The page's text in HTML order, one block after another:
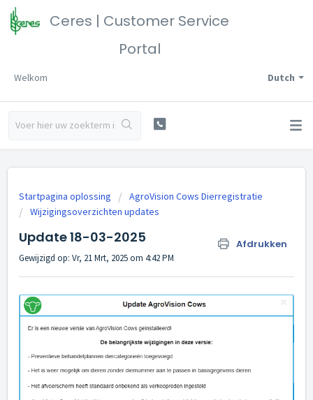
Ceres | Customer Service
Portal
Dutch
Welkom
Startpagina oplossing
AgroVision Cows Dierregistratie
Wijzigingsoverzichten updates
Update 18-03-2025 Afdrukken
Gewijzigd op: Vr, 21 Mrt, 2025 om 4:42 PM